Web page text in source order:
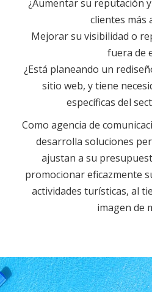
¿Aumentar su reputación
clientes más
Mejorar su visibilidad o
fuera de
¿Está planeando un
sitio web, y tiene
específicas del
Como agencia de
desarrolla soluciones
ajustan a su
promocionar eficazmente
actividades turísticas, al
imagen de